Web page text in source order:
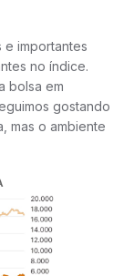
e importantes
no índice.
bolsa em
gostando
mas o ambiente